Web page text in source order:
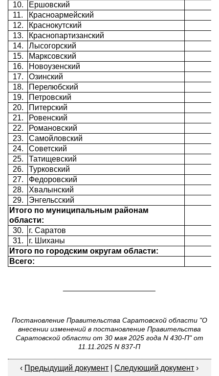
10.
Ершовский
11.
Красноармейский
12.
Краснокутский
13.
Краснопартизанский
14.
Лысогорский
15.
Марксовский
16.
Новоузенский
17.
Озинский
18.
Перелюбский
19.
Петровский
20.
Питерский
21.
Ровенский
22.
Романовский
23.
Самойловский
24.
Советский
25.
Татищевский
26.
Турковский
27.
Федоровский
28.
Хвалынский
29.
Энгельсский
Итого по муниципальным районам
области:
30.
г. Саратов
31.
г. Шиханы
Итого по городским округам области:
Всего:
Постановление Правительства Саратовской области "О
внесении изменений в постановление Правительства
Саратовской области от 30 мая 2025 года N 430-П" от
11.11.2025 N 837-П
‹ Предыдущий документ |Следующий документ ›